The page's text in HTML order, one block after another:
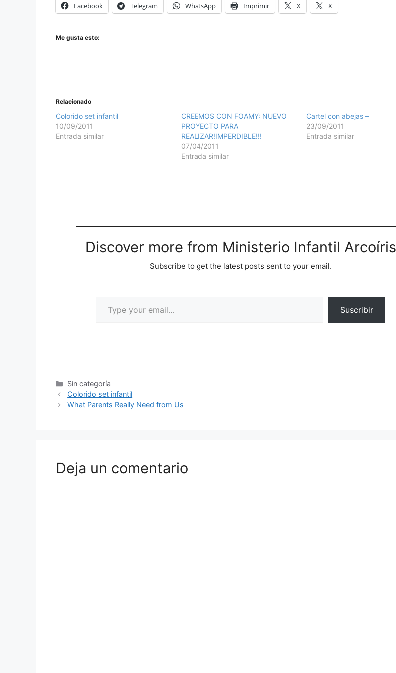
Facebook Telegram WhatsApp Imprimir X X
Me gusta esto:
Relacionado
Colorido set infantil
10/09/2011
Entrada similar
CREEMOS CON FOAMY: NUEVO
PROYECTO PARA
REALIZAR!IMPERDIBLE!!!
07/04/2011
Entrada similar
Cartel con abejas –
23/09/2011
Entrada similar
Discover more from Ministerio Infantil Arcoíris
Subscribe to get the latest posts sent to your email.
Suscribir
Sin categoría
Colorido set infantil
What Parents Really Need from Us
Deja un comentario